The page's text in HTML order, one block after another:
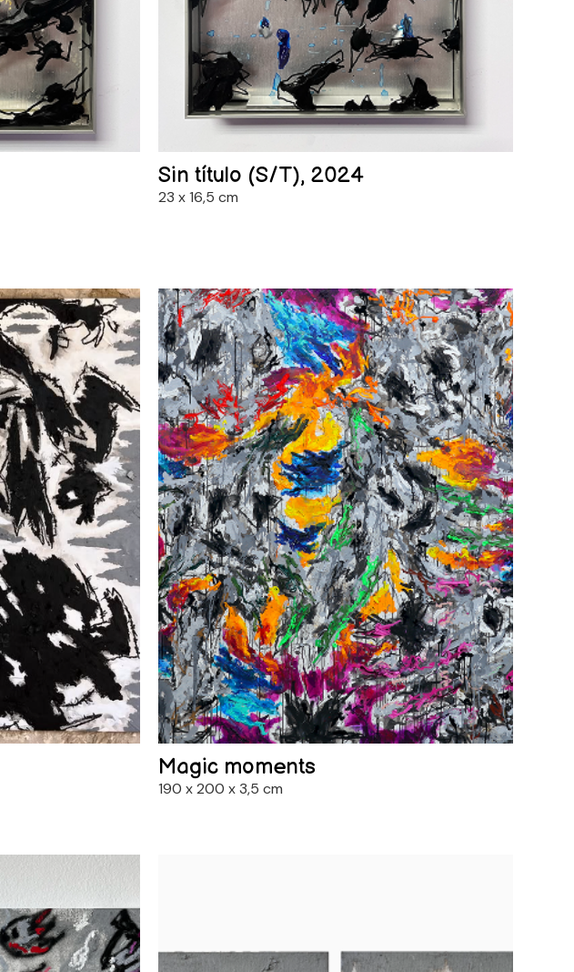
Sin título (S/T), 2024
23 x 16,5 cm
Magic moments
190 x 200 x 3,5 cm